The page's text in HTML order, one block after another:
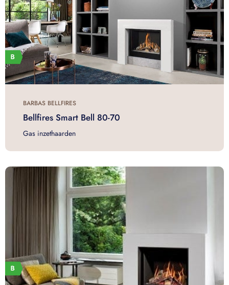
BARBAS BELLFIRES
Bellfires Smart Bell 80-70
Gas inzethaarden